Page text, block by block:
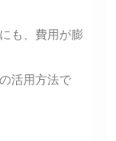
も、費用が膨
活用方法で